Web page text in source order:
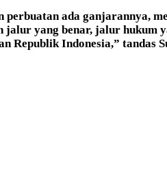
ada ganjarannya,
yang benar, jalur
Republik Indonesia,” tandas